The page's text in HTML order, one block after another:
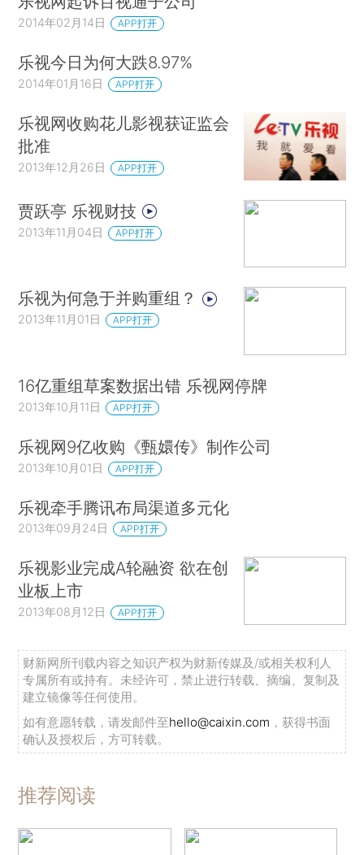
2014年02月14日 APP打开
乐视今日为何大跌8.97%
2014年01月16日 APP打开
乐视网收购花儿影视获证监会
批准
2013年12月26日 APP打开
贾跃亭 乐视财技
2013年11月04日 APP打开
乐视为何急于并购重组？
2013年11月01日 APP打开
16亿重组草案数据出错 乐视网停牌
2013年10月11日 APP打开
乐视网9亿收购《甄嬛传》制作公司
2013年10月01日 APP打开
乐视牵手腾讯布局渠道多元化
2013年09月24日 APP打开
乐视影业完成A轮融资 欲在创
业板上市
2013年08月12日 APP打开
财新网所刊载内容之知识产权为财新传媒及/或相关权利人
专属所有或持有。未经许可，禁止进行转载、摘编、复制及
建立镜像等任何使用。
如有意愿转载，请发邮件至hello@caixin.com ，获得书面
确认及授权后，方可转载。
推荐阅读